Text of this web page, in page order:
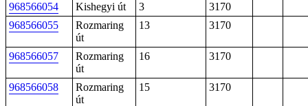
968566054 Kishegyi út 3
3170
968566055
Rozmaring
út
13 3170
968566057
Rozmaring
út
16 3170
968566058
Rozmaring
út
15 3170